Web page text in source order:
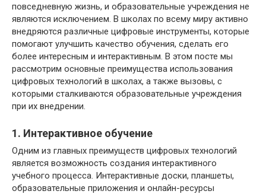
повседневную жизнь, и образовательные учреждения не
являются исключением. В школах по всему миру активно
внедряются различные цифровые инструменты, которые
помогают улучшить качество обучения, сделать его
более интересным и интерактивным. В этом посте мы
рассмотрим основные преимущества использования
цифровых технологий в школах, а также вызовы, с
которыми сталкиваются образовательные учреждения
при их внедрении.
1. Интерактивное обучение
Одним из главных преимуществ цифровых технологий
является возможность создания интерактивного
учебного процесса. Интерактивные доски, планшеты,
образовательные приложения и онлайн-ресурсы